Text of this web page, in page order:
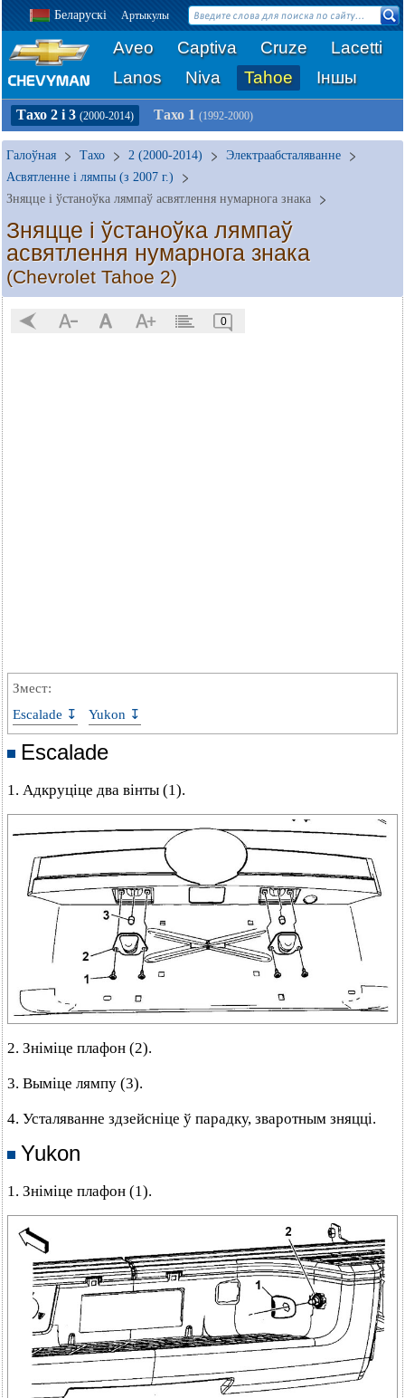
Беларускі Артыкулы
Aveo Captiva Cruze
Lacetti
Lanos
Niva Tahoe Іншы
Тахо 2 і 3 (2000-2014) Тахо 1 (1992-2000)
Галоўная Тахо 2 (2000-2014)
Электраабсталяванне
Асвятленне і лямпы (з 2007 г.)
Зняцце і ўстаноўка лямпаў асвятлення нумарнога знака
Зняцце і ўстаноўка лямпаў
асвятлення нумарнога знака
(Chevrolet Tahoe 2)
0
Змест:
Escalade ↧
Yukon ↧
Escalade
1. Адкруціце два вінты (1).
2. Зніміце плафон (2).
3. Выміце лямпу (3).
4. Усталяванне здзейсніце ў парадку, зваротным зняцці.
Yukon
1. Зніміце плафон (1).